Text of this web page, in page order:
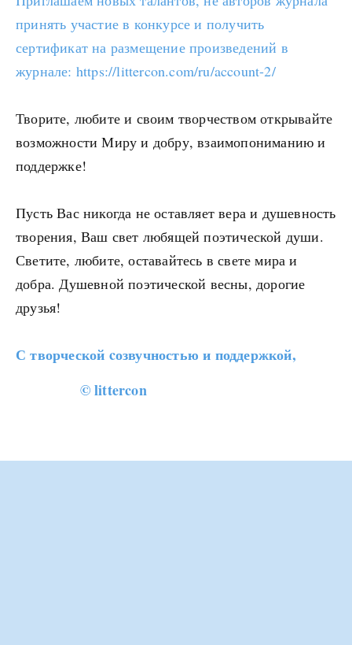
принять участие в конкурсе и получить
сертификат на размещение произведений в
журнале: https://littercon.com/ru/account-2/
Творите, любите и своим творчеством открывайте
возможности Миру и добру, взаимопониманию и
поддержке!
Пусть Вас никогда не оставляет вера и душевность
творения, Ваш свет любящей поэтической души.
Светите, любите, оставайтесь в свете мира и
добра. Душевной поэтической весны, дорогие
друзья!
С творческой cозвучностью и поддержкой,
© littercon